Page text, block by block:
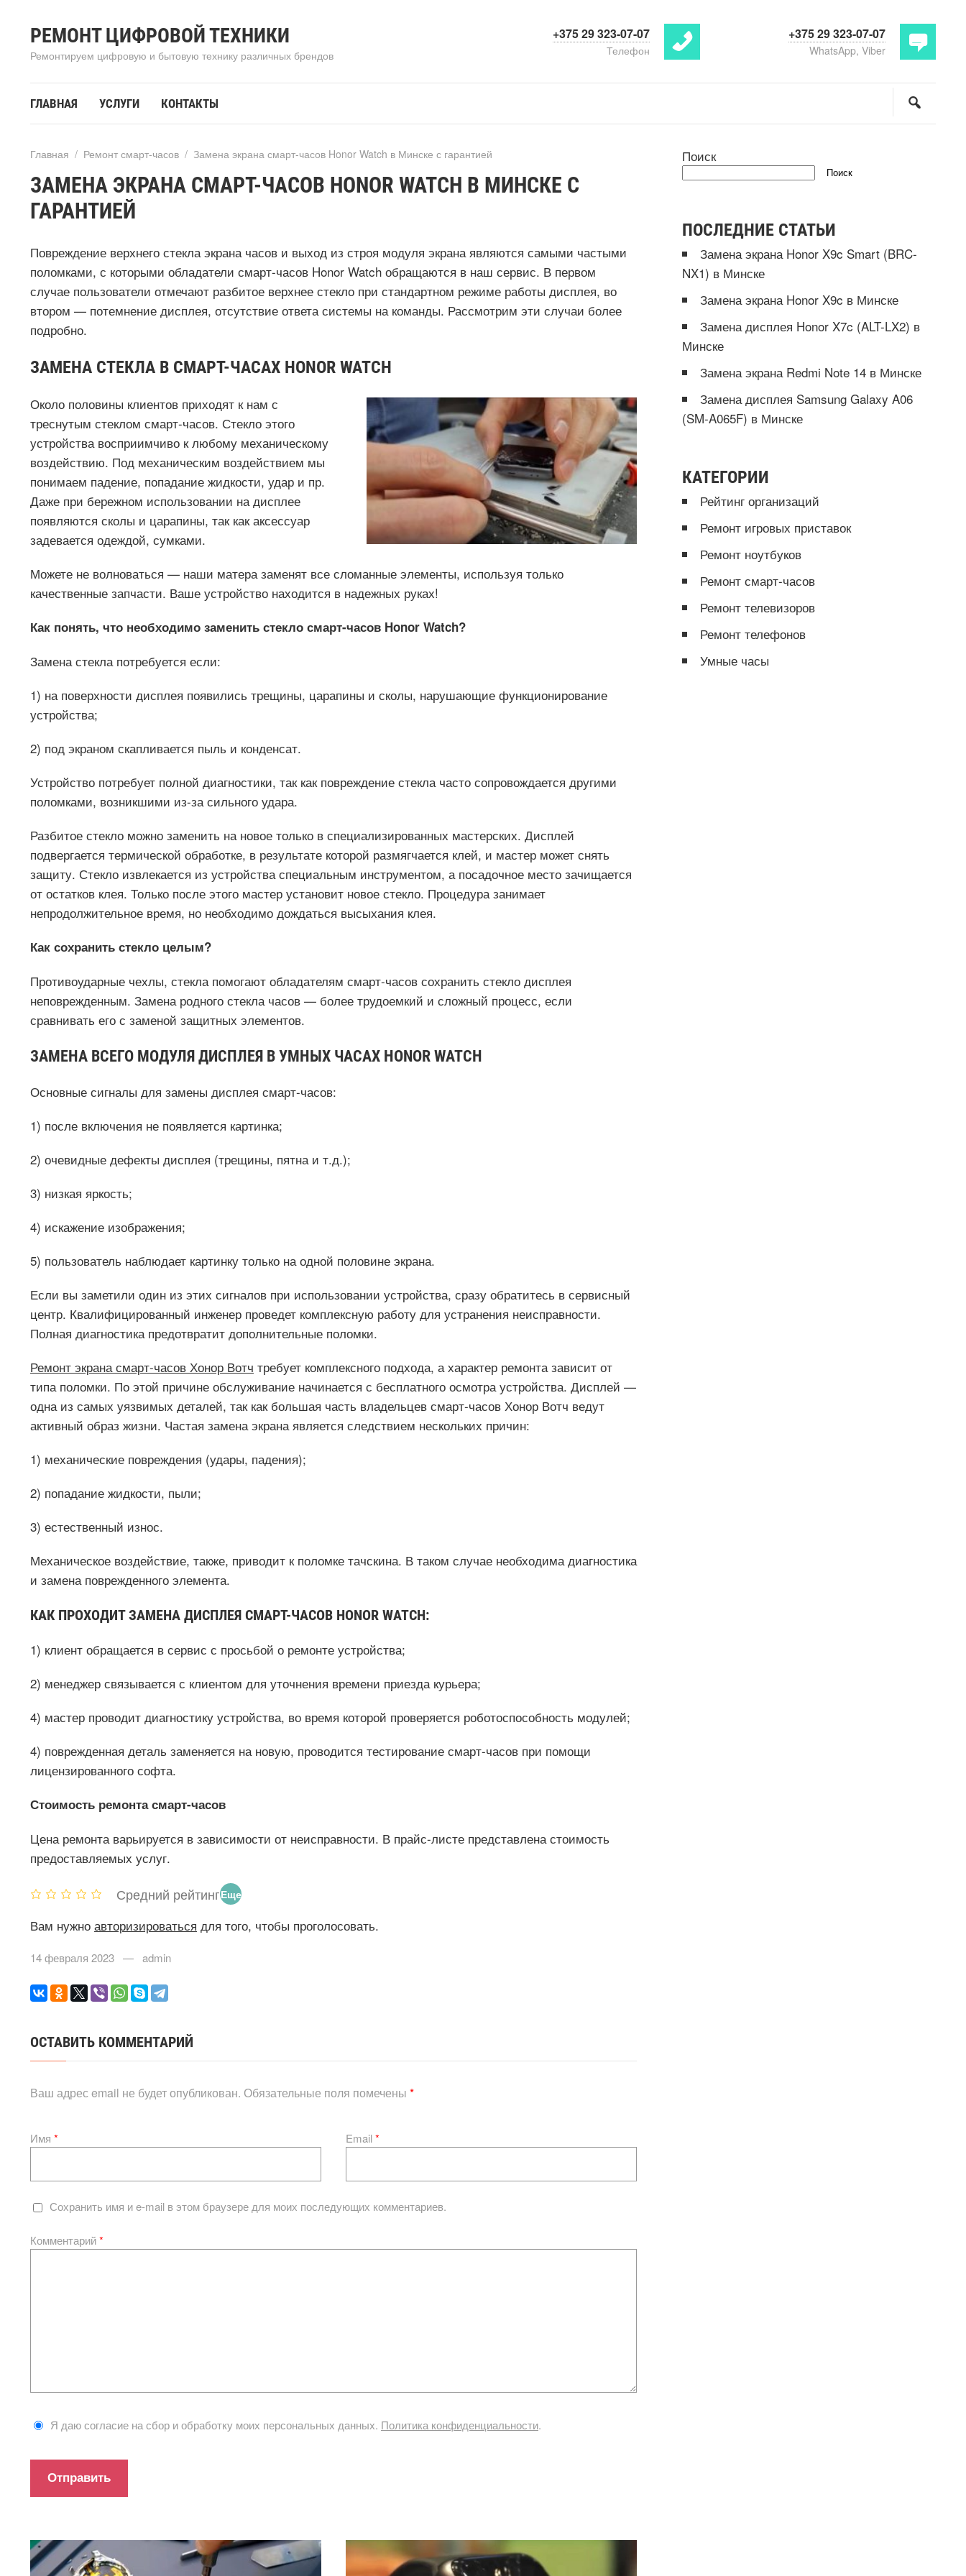
РЕМОНТ ЦИФРОВОЙ ТЕХНИКИ
Ремонтируем цифровую и бытовую технику различных брендов
+375 29 323-07-07
Телефон
+375 29 323-07-07
WhatsApp, Viber
ГЛАВНАЯ УСЛУГИ КОНТАКТЫ
Главная / Ремонт смарт-часов / Замена экрана смарт-часов Honor Watch в Минске с гарантией
ЗАМЕНА ЭКРАНА СМАРТ-ЧАСОВ HONOR WATCH В МИНСКЕ С
ГАРАНТИЕЙ
Повреждение верхнего стекла экрана часов и выход из строя модуля экрана являются самыми частыми
поломками, с которыми обладатели смарт-часов Honor Watch обращаются в наш сервис. В первом
случае пользователи отмечают разбитое верхнее стекло при стандартном режиме работы дисплея, во
втором — потемнение дисплея, отсутствие ответа системы на команды. Рассмотрим эти случаи более
подробно.
ЗАМЕНА СТЕКЛА В СМАРТ-ЧАСАХ HONOR WATCH
Около половины клиентов приходят к нам с
треснутым стеклом смарт-часов. Стекло этого
устройства восприимчиво к любому механическому
воздействию. Под механическим воздействием мы
понимаем падение, попадание жидкости, удар и пр.
Даже при бережном использовании на дисплее
появляются сколы и царапины, так как аксессуар
задевается одеждой, сумками.
Можете не волноваться — наши матера заменят все сломанные элементы, используя только
качественные запчасти. Ваше устройство находится в надежных руках!
Как понять, что необходимо заменить стекло смарт-часов Honor Watch?
Замена стекла потребуется если:
1) на поверхности дисплея появились трещины, царапины и сколы, нарушающие функционирование
устройства;
2) под экраном скапливается пыль и конденсат.
Устройство потребует полной диагностики, так как повреждение стекла часто сопровождается другими
поломками, возникшими из-за сильного удара.
Разбитое стекло можно заменить на новое только в специализированных мастерских. Дисплей
подвергается термической обработке, в результате которой размягчается клей, и мастер может снять
защиту. Стекло извлекается из устройства специальным инструментом, а посадочное место зачищается
от остатков клея. Только после этого мастер установит новое стекло. Процедура занимает
непродолжительное время, но необходимо дождаться высыхания клея.
Как сохранить стекло целым?
Противоударные чехлы, стекла помогают обладателям смарт-часов сохранить стекло дисплея
неповрежденным. Замена родного стекла часов — более трудоемкий и сложный процесс, если
сравнивать его с заменой защитных элементов.
ЗАМЕНА ВСЕГО МОДУЛЯ ДИСПЛЕЯ В УМНЫХ ЧАСАХ HONOR WATCH
Основные сигналы для замены дисплея смарт-часов:
1) после включения не появляется картинка;
2) очевидные дефекты дисплея (трещины, пятна и т.д.);
3) низкая яркость;
4) искажение изображения;
5) пользователь наблюдает картинку только на одной половине экрана.
Если вы заметили один из этих сигналов при использовании устройства, сразу обратитесь в сервисный
центр. Квалифицированный инженер проведет комплексную работу для устранения неисправности.
Полная диагностика предотвратит дополнительные поломки.
Ремонт экрана смарт-часов Хонор Вотч требует комплексного подхода, а характер ремонта зависит от
типа поломки. По этой причине обслуживание начинается с бесплатного осмотра устройства. Дисплей —
одна из самых уязвимых деталей, так как большая часть владельцев смарт-часов Хонор Вотч ведут
активный образ жизни. Частая замена экрана является следствием нескольких причин:
1) механические повреждения (удары, падения);
2) попадание жидкости, пыли;
3) естественный износ.
Механическое воздействие, также, приводит к поломке тачскина. В таком случае необходима диагностика
и замена поврежденного элемента.
КАК ПРОХОДИТ ЗАМЕНА ДИСПЛЕЯ СМАРТ-ЧАСОВ HONOR WATCH:
1) клиент обращается в сервис с просьбой о ремонте устройства;
2) менеджер связывается с клиентом для уточнения времени приезда курьера;
4) мастер проводит диагностику устройства, во время которой проверяется роботоспособность модулей;
4) поврежденная деталь заменяется на новую, проводится тестирование смарт-часов при помощи
лицензированного софта.
Стоимость ремонта смарт-часов
Цена ремонта варьируется в зависимости от неисправности. В прайс-листе представлена стоимость
предоставляемых услуг.
Средний рейтингЕще
Вам нужно авторизироваться для того, чтобы проголосовать.
14 февраля 2023 — admin
ОСТАВИТЬ КОММЕНТАРИЙ
Ваш адрес email не будет опубликован. Обязательные поля помечены *
Имя * Email*
Сохранить имя и e-mail в этом браузере для моих последующих комментариев.
Комментарий*
Я даю согласие на сбор и обработку моих персональных данных. Политика конфиденциальности.
Поиск
Поиск
ПОСЛЕДНИЕ СТАТЬИ
Замена экрана Honor X9c Smart (BRC-
NX1) в Минске
Замена экрана Honor X9c в Минске
Замена дисплея Honor X7c (ALT-LX2) в
Минске
Замена экрана Redmi Note 14 в Минске
Замена дисплея Samsung Galaxy A06
(SM-A065F) в Минске
КАТЕГОРИИ
Рейтинг организаций
Ремонт игровых приставок
Ремонт ноутбуков
Ремонт смарт-часов
Ремонт телевизоров
Ремонт телефонов
Умные часы